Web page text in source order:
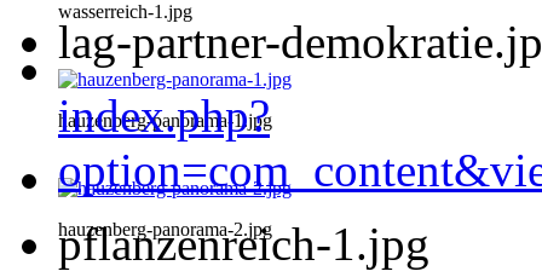
wasserreich-1.jpg
hauzenberg-panorama-1.jpg
hauzenberg-panorama-2.jpg
lag-partner-
index.php?
pflanzenreich-1.jpg